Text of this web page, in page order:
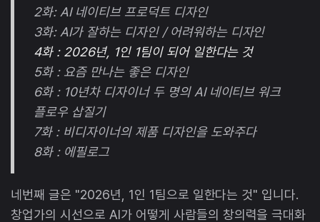
2화: AI 네이티브 프로덕트 디자인
3화: AI가 잘하는 디자인 / 어려워하는 디자인
4화 : 2026년, 1인 1팀이 되어 일한다는 것
5화 : 요즘 만나는 좋은 디자인
6화 : 10년차 디자이너 두 명의 AI 네이티브 워크
플로우 삽질기
7화 : 비디자이너의 제품 디자인을 도와주다
8화 : 에필로그
네번째 글은 "2026년, 1인 1팀으로 일한다는 것" 입니다.
창업가의 시선으로 AI가 어떻게 사람들의 창의력을 극대화